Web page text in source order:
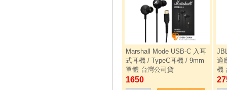
Marshall Mode USB-C 入耳
式耳機 / TypeC耳機 / 9mm
單體 台灣公司貨
1650
適
機